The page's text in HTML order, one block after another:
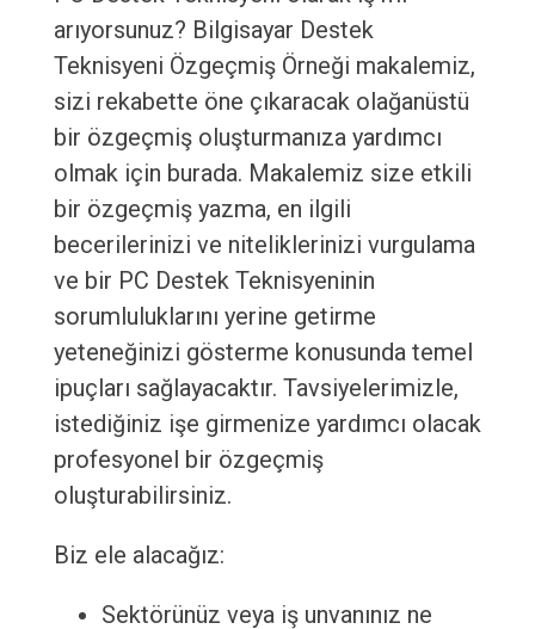
arıyorsunuz? Bilgisayar Destek
Teknisyeni Özgeçmiş Örneği makalemiz,
sizi rekabette öne çıkaracak olağanüstü
bir özgeçmiş oluşturmanıza yardımcı
olmak için burada. Makalemiz size etkili
bir özgeçmiş yazma, en ilgili
becerilerinizi ve niteliklerinizi vurgulama
ve bir PC Destek Teknisyeninin
sorumluluklarını yerine getirme
yeteneğinizi gösterme konusunda temel
ipuçları sağlayacaktır. Tavsiyelerimizle,
istediğiniz işe girmenize yardımcı olacak
profesyonel bir özgeçmiş
oluşturabilirsiniz.
Biz ele alacağız:
Sektörünüz veya iş unvanınız ne